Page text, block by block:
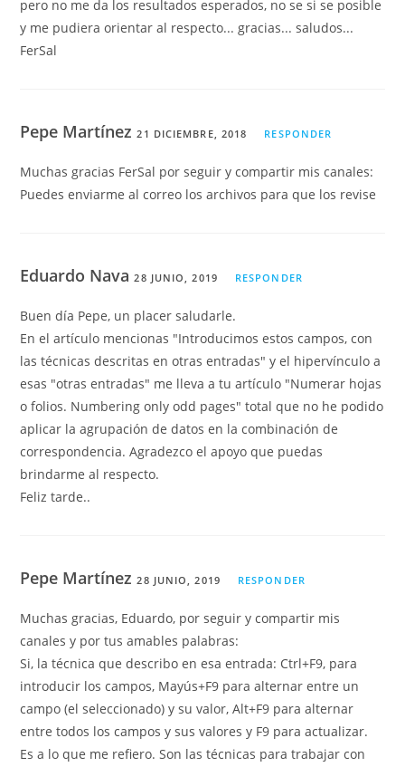
pero no me da los resultados esperados, no se si se posible
y me pudiera orientar al respecto... gracias... saludos...
FerSal
Pepe Martínez21 DICIEMBRE, 2018 RESPONDER
Muchas gracias FerSal por seguir y compartir mis canales:
Puedes enviarme al correo los archivos para que los revise
Eduardo Nava28 JUNIO, 2019 RESPONDER
Buen día Pepe, un placer saludarle.
En el artículo mencionas "Introducimos estos campos, con
las técnicas descritas en otras entradas" y el hipervínculo a
esas "otras entradas" me lleva a tu artículo "Numerar hojas
o folios. Numbering only odd pages" total que no he podido
aplicar la agrupación de datos en la combinación de
correspondencia. Agradezco el apoyo que puedas
brindarme al respecto.
Feliz tarde..
Pepe Martínez28 JUNIO, 2019 RESPONDER
Muchas gracias, Eduardo, por seguir y compartir mis
canales y por tus amables palabras:
Si, la técnica que describo en esa entrada: Ctrl+F9, para
introducir los campos, Mayús+F9 para alternar entre un
campo (el seleccionado) y su valor, Alt+F9 para alternar
entre todos los campos y sus valores y F9 para actualizar.
Es a lo que me refiero. Son las técnicas para trabajar con